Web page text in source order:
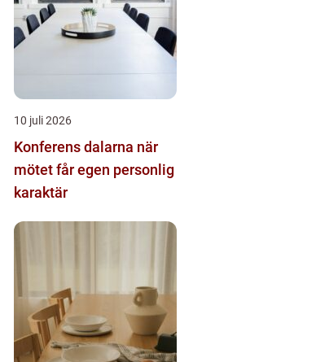
10 juli 2026
Konferens dalarna när
mötet får egen personlig
karaktär